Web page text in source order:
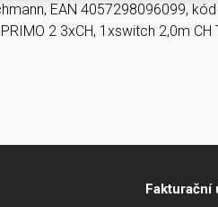
EAN 4057298096099,
2 3xCH, 1xswitch 2,0m CH
Fakturační